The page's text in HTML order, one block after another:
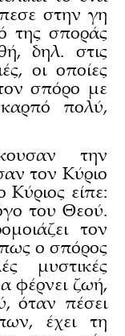
στην γη
της σποράς
δηλ. στις
οι οποίες
σπόρο με
πολύ,
την
τον Κύριο
Κύριος είπε:
του Θεού.
τον
ο σπόρος
μυστικές
φέρνει ζωή,
όταν πέσει
έχει τη